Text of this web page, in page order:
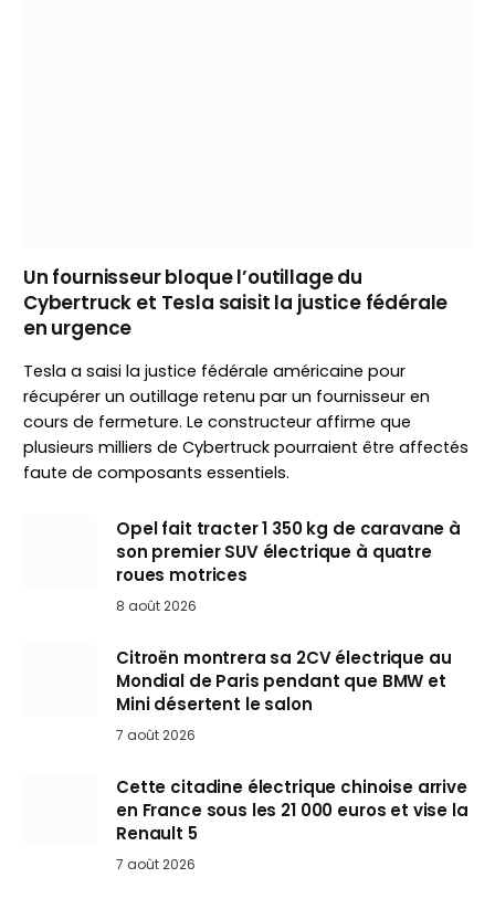
Un fournisseur bloque l’outillage du
Cybertruck et Tesla saisit la justice fédérale
en urgence
Tesla a saisi la justice fédérale américaine pour
récupérer un outillage retenu par un fournisseur en
cours de fermeture. Le constructeur affirme que
plusieurs milliers de Cybertruck pourraient être affectés
faute de composants essentiels.
Opel fait tracter 1 350 kg de caravane à
son premier SUV électrique à quatre
roues motrices
8 août 2026
Citroën montrera sa 2CV électrique au
Mondial de Paris pendant que BMW et
Mini désertent le salon
7 août 2026
Cette citadine électrique chinoise arrive
en France sous les 21 000 euros et vise la
Renault 5
7 août 2026